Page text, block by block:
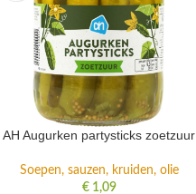
AH Augurken partysticks zoetzuur
Soepen, sauzen, kruiden, olie
€1,09